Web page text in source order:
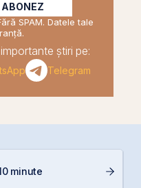
SPAM. Datele tale
știri pe:
Telegram
minute